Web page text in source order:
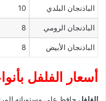
الباذنجان البلدي 10
الباذنجان الرومي 8
الباذنجان الأبيض 8
أسعار الفلفل